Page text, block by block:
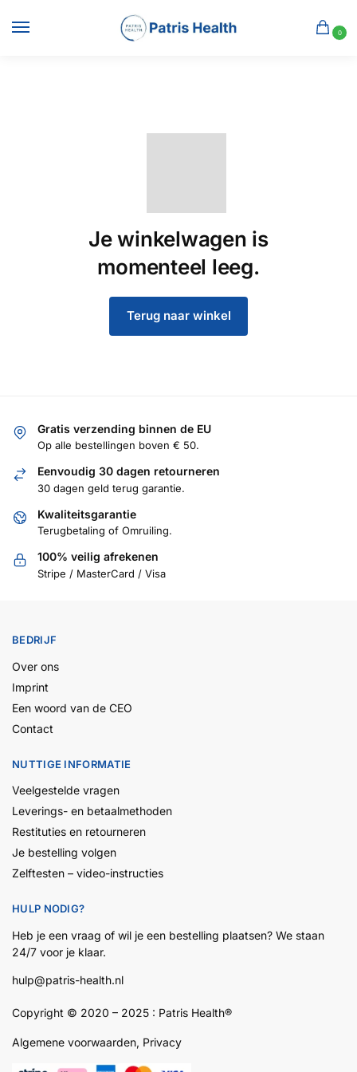
0
Je winkelwagen is
momenteel leeg.
Terug naar winkel
Gratis verzending binnen de EU
Op alle bestellingen boven € 50.
Eenvoudig 30 dagen retourneren
30 dagen geld terug garantie.
Kwaliteitsgarantie
Terugbetaling of Omruiling.
100% veilig afrekenen
Stripe / MasterCard / Visa
BEDRIJF
Over ons
Imprint
Een woord van de CEO
Contact
NUTTIGE INFORMATIE
Veelgestelde vragen
Leverings- en betaalmethoden
Restituties en retourneren
Je bestelling volgen
Zelftesten – video-instructies
HULP NODIG?
Heb je een vraag of wil je een bestelling plaatsen? We staan
24/7 voor je klaar.
hulp@patris-health.nl
Copyright © 2020 – 2025 : Patris Health®
Algemene voorwaarden, Privacy